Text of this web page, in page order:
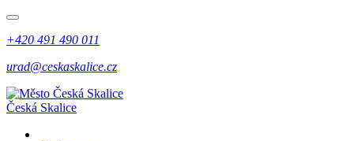
+420 491 490 011
urad@ceskaskalice.cz
Česká Skalice